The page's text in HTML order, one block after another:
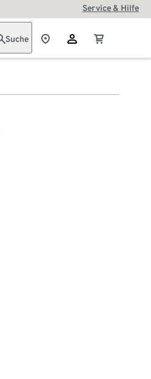
Service & Hilfe
Suche